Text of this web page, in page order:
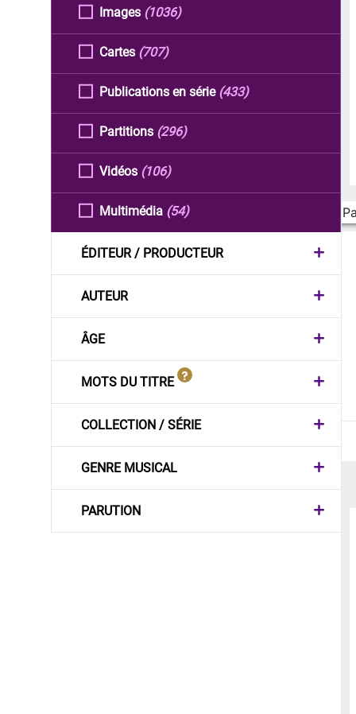
Images (1036)
Cartes (707)
Publications en série (433)
Partitions (296)
Vidéos (106)
Multimédia (54)
ÉDITEUR / PRODUCTEUR
AUTEUR
ÂGE
MOTS DU TITRE
COLLECTION / SÉRIE
GENRE MUSICAL
PARUTION